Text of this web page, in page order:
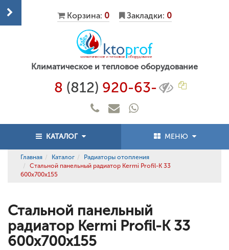
Корзина: 0 Закладки: 0
Климатическое и тепловое оборудование
8 (812) 920-63-
КАТАЛОГ МЕНЮ
Главная Каталог
Радиаторы отопления
Стальной панельный радиатор Kermi Profil-K 33
600x700x155
Стальной панельный
радиатор Kermi Profil-K 33
600x700x155